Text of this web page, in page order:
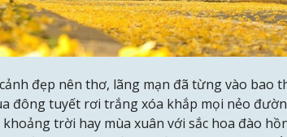
đẹp nên thơ, lãng mạn đã từng vào bao
đông tuyết rơi trắng xóa khắp mọi nẻo
trời hay mùa xuân với sắc hoa đào